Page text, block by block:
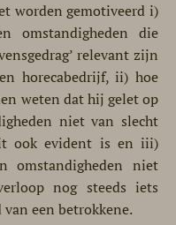
worden gemotiveerd i)
omstandigheden die
relevant zijn
horecabedrijf, ii) hoe
weten dat hij gelet op
niet van slecht
ook evident is en iii)
omstandigheden niet
nog steeds iets
een betrokkene.